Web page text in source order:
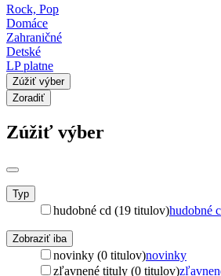
Rock, Pop
Domáce
Zahraničné
Detské
LP platne
Zúžiť výber
Zoradiť
Zúžiť výber
Typ
hudobné cd (19 titulov)hudobné
Zobraziť iba
novinky (0 titulov)novinky
zľavnené tituly (0 titulov)